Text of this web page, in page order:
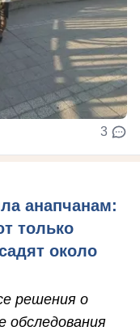
3
анапчанам:
только
около
решения о
обследования